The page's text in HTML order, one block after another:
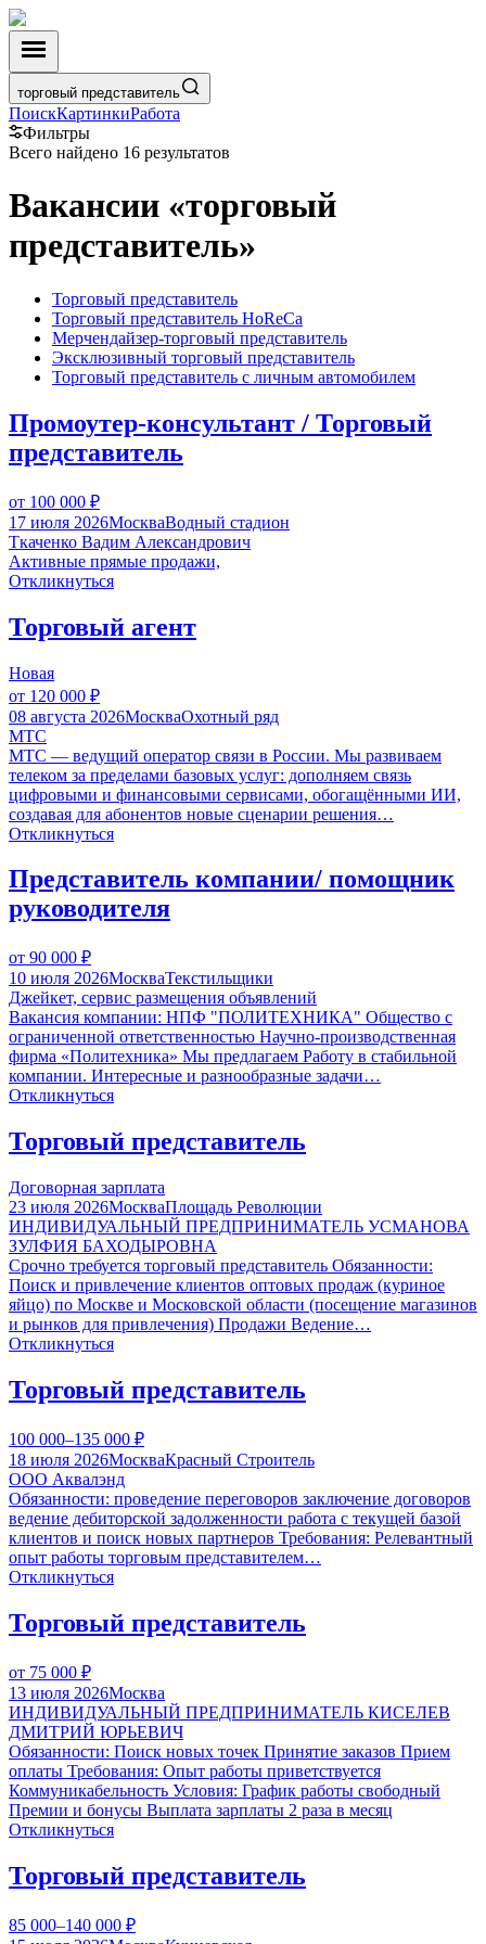
торговый представитель
ПоискКартинкиРабота
Фильтры
Всего найдено 16 результатов
Вакансии «торговый
представитель»
Торговый представитель
Торговый представитель HoReCa
Мерчендайзер-торговый представитель
Эксклюзивный торговый представитель
Торговый представитель с личным автомобилем
Промоутер-консультант / Торговый
представитель
от 100 000 ₽
17 июля 2026МоскваВодный стадион
Ткаченко Вадим Александрович
Активные прямые продажи,
Откликнуться
Торговый агент
Новая
от 120 000 ₽
08 августа 2026МоскваОхотный ряд
МТС
МТС — ведущий оператор связи в России. Мы развиваем
телеком за пределами базовых услуг: дополняем связь
цифровыми и финансовыми сервисами, обогащёнными ИИ,
создавая для абонентов новые сценарии решения…
Откликнуться
Представитель компании/ помощник
руководителя
от 90 000 ₽
10 июля 2026МоскваТекстильщики
Джейкет, сервис размещения объявлений
Вакансия компании: НПФ "ПОЛИТЕХНИКА" Общество с
ограниченной ответственностью Научно-производственная
фирма «Политехника» Мы предлагаем Работу в стабильной
компании. Интересные и разнообразные задачи…
Откликнуться
Торговый представитель
Договорная зарплата
23 июля 2026МоскваПлощадь Революции
ИНДИВИДУАЛЬНЫЙ ПРЕДПРИНИМАТЕЛЬ УСМАНОВА
ЗУЛФИЯ БАХОДЫРОВНА
Срочно требуется торговый представитель Обязанности:
Поиск и привлечение клиентов оптовых продаж (куриное
яйцо) по Москве и Московской области (посещение магазинов
и рынков для привлечения) Продажи Ведение…
Откликнуться
Торговый представитель
100 000–135 000 ₽
18 июля 2026МоскваКрасный Строитель
ООО Аквалэнд
Обязанности: проведение переговоров заключение договоров
ведение дебиторской задолженности работа с текущей базой
клиентов и поиск новых партнеров Требования: Релевантный
опыт работы торговым представителем…
Откликнуться
Торговый представитель
от 75 000 ₽
13 июля 2026Москва
ИНДИВИДУАЛЬНЫЙ ПРЕДПРИНИМАТЕЛЬ КИСЕЛЕВ
ДМИТРИЙ ЮРЬЕВИЧ
Обязанности: Поиск новых точек Принятие заказов Прием
оплаты Требования: Опыт работы приветствуется
Коммуникабельность Условия: График работы свободный
Премии и бонусы Выплата зарплаты 2 раза в месяц
Откликнуться
Торговый представитель
85 000–140 000 ₽